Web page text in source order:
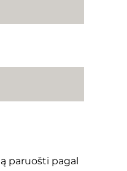
paruošti pagal